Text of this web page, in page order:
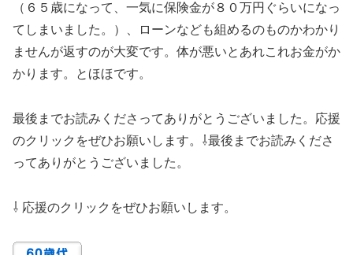
（６５歳になって、一気に保険金が８０万円ぐらいになっ
てしまいました。）、ローンなども組めるのものかわかり
ませんが返すのが大変です。体が悪いとあれこれお金がか
かります。とほほです。
最後までお読みくださってありがとうございました。応援
のクリックをぜひお願いします。⇩最後までお読みくださ
ってありがとうございました。
⇩ 応援のクリックをぜひお願いします。